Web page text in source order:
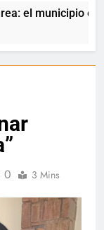
municipio
0 3 Mins